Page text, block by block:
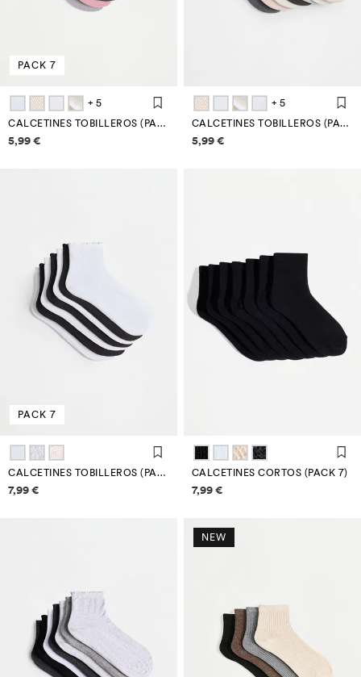
PACK 7
+ 5
CALCETINES TOBILLEROS (PACK 7)
Información de precios
5,99 €
+ 5
CALCETINES TOBILLEROS (PACK 7)
Información de precios
5,99 €
PACK 7
CALCETINES TOBILLEROS (PACK 7)
Información de precios
7,99 €
CALCETINES CORTOS (PACK 7)
Información de precios
7,99 €
NEW